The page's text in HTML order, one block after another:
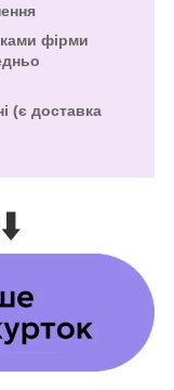
фірми
(є доставка